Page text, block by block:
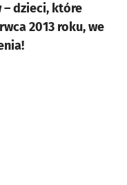
– dzieci, które
2013 roku, we